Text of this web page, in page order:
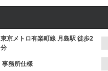
東京メトロ有楽町線 月島駅徒歩2
分
事務所仕様